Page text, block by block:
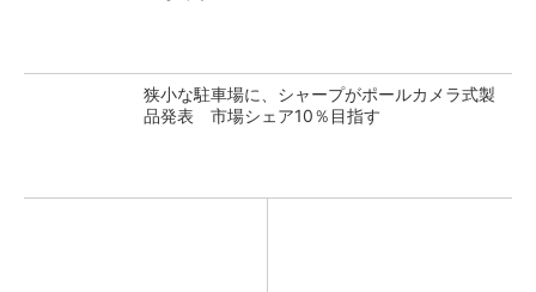
狭小な駐車場に、シャープがポールカメラ式製
品発表 市場シェア10％目指す